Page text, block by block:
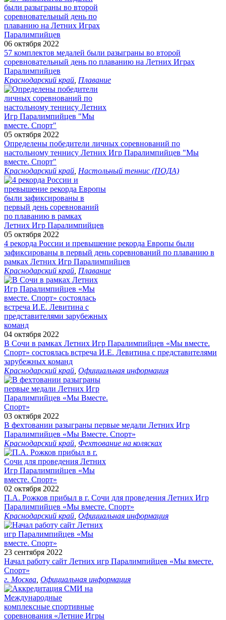
06 октября 2022
57 комплектов медалей были разыграны во второй
соревновательный день по плаванию на Летних Играх
Паралимпийцев
Краснодарский край Плавание
05 октября 2022
Определены победители личных соревнований по
настольному теннису Летних Игр Паралимпийцев "Мы
вместе. Спорт"
Краснодарский край Настольный теннис (ПОДА)
05 октября 2022
4 рекорда России и превышение рекорда Европы были
зафиксированы в первый день соревнований по плаванию в
рамках Летних Игр Паралимпийцев
Краснодарский край Плавание
04 октября 2022
В Сочи в рамках Летних Игр Паралимпийцев «Мы вместе.
Спорт» состоялась встреча И.Е. Левитина с представителями
зарубежных команд
Краснодарский край Официальная информация
03 октября 2022
В фехтовании разыграны первые медали Летних Игр
Паралимпийцев «Мы Вместе. Спорт»
Краснодарский край Фехтование на колясках
02 октября 2022
П.А. Рожков прибыл в г. Сочи для проведения Летних Игр
Паралимпийцев «Мы вместе. Спорт»
Краснодарский край Официальная информация
23 сентября 2022
Начал работу сайт Летних игр Паралимпийцев «Мы вместе.
Спорт»
г. Москва Официальная информация